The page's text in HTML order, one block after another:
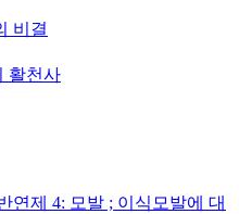
비결
활천사
연제 4: 모발 ; 이식모발에 대